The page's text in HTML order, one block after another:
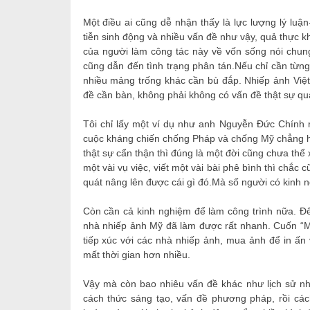
Một điều ai cũng dễ nhận thấy là lực lượng lý
tiễn sinh động và nhiều vấn đề như vậy, quả thực
của người làm công tác này về vốn sống nói
cũng dẫn đến tình trạng phân tán.Nếu chỉ cần
nhiều mảng trống khác cần bù đắp. Nhiếp ảnh
đề cần bàn, không phải không có vấn đề thật sự
Tôi chỉ lấy một ví dụ như anh Nguyễn Đức
cuộc kháng chiến chống Pháp và chống Mỹ
thật sự cẩn thận thì đúng là một đời cũng chưa
một vài vụ việc, viết một vài bài phê bình thì chắc
quát nâng lên được cái gì đó.Mà số người có kinh
Còn cần cả kinh nghiệm để làm công trình nữa.
nhà nhiếp ảnh Mỹ đã làm được rất nhanh. Cuốn
tiếp xúc với các nhà nhiếp ảnh, mua ảnh để in
mất thời gian hơn nhiều.
Vậy mà còn bao nhiêu vấn đề khác như lịch sử
cách thức sáng tạo, vấn đề phương pháp, rồi